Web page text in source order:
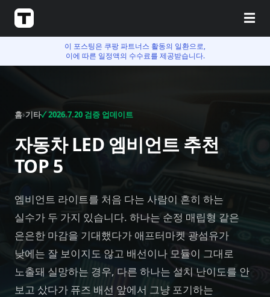
☰
이 포스팅은 쿠팡 파트너스 활동의 일환으로,
이에 따른 일정액의 수수료를 제공받습니다.
홈›기타✓2026.7.20 검증 업데이트
자동차 LED 엠비언트 추천
TOP 5
엠비언트 라이트를 처음 다는 사람이 흔히 하는
실수가 두 가지 있습니다. 하나는 순정 매립형 같은
은은한 마감을 기대했다가 애프터마켓 광섬유가
낮에는 잘 보이지도 않고 배선이나 모듈이 그대로
노출돼 실망하는 경우, 다른 하나는 설치 난이도를 안
보고 샀다가 퓨즈 배선 앞에서 그냥 포기하는